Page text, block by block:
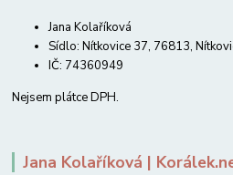
Jana Kolaříková
Sídlo: Nítkovice 37, 76813,
IČ: 74360949
Nejsem plátce DPH.
Jana Kolaříková |